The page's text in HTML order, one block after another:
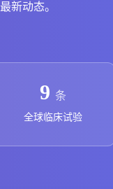
上市医药企业年报
临床进展
新动态。
9 条
全球临床试验